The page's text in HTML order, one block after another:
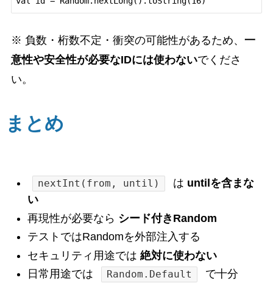
※ 負数・桁数不定・衝突の可能性があるため、 一
意性や安全性が必要なIDには使わないでくださ
い。
まとめ
nextInt(from, until) は untilを含まな
い
再現性が必要なら シード付きRandom
テストではRandomを外部注入する
セキュリティ用途では 絶対に使わない
日常用途では
Random.Default で十分